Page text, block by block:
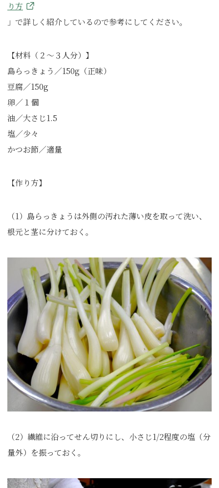
り方
」で詳しく紹介しているので参考にしてください。
【材料（２～３人分）】
島らっきょう／150g（正味）
豆腐／150g
卵／１個
油／大さじ1.5
塩／少々
かつお節／適量
【作り方】
（1）島らっきょうは外側の汚れた薄い皮を取って洗い、
根元と茎に分けておく。
（2）繊維に沿ってせん切りにし、小さじ1/2程度の塩（分
量外）を振っておく。